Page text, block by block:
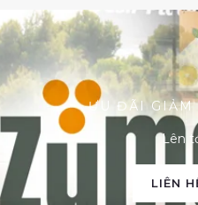
ƯU ĐÃI GIẢM
Lên
LIÊN